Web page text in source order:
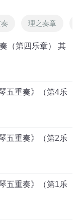
理之奏章
（第四乐章） 其
五重奏》（第4乐
五重奏》（第2乐
五重奏》（第1乐